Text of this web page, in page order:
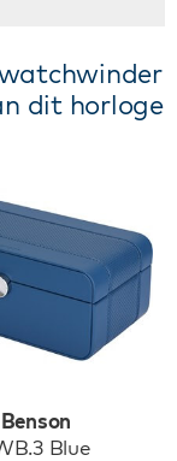
dit horloge
Benson
Blue